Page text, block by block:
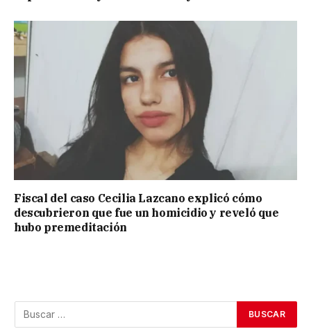
Fiscal del caso Cecilia Lazcano explicó cómo
descubrieron que fue un homicidio y reveló que
hubo premeditación